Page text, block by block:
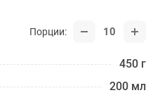
Порции: 10
450 г
200 мл